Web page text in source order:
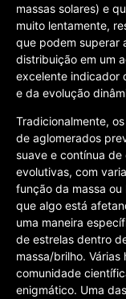
massas solares) e
muito lentamente,
que podem superar
distribuição em um
excelente indicador
e da evolução
Tradicionalmente,
de aglomerados
suave e contínua de
evolutivas, com
função da massa
que algo está
uma maneira
de estrelas dentro
massa/brilho.
comunidade
enigmático. Uma